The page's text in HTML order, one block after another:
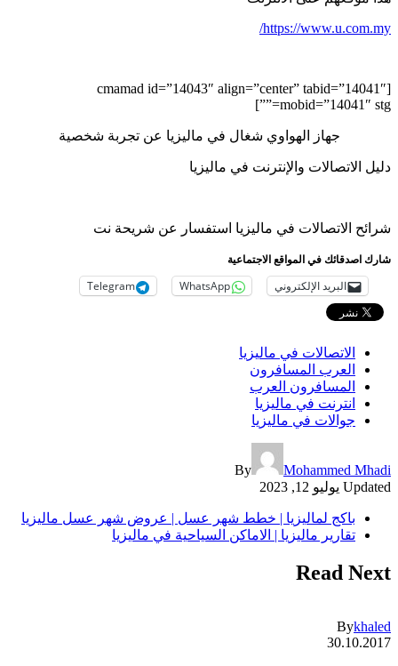
https://www.u.com.my/
[cmamad id=”14043″ align=”center” tabid=”14041″
mobid=”14041″ stg=””]
جهاز الهواوي شغال في ماليزيا عن تجربة شخصية
دليل الاتصالات والإنترنت في ماليزيا
شرائح الاتصالات في ماليزيا استفسار عن شريحة نت
شارك اصدقائك في المواقع الاجتماعية
البريد الإلكتروني WhatsApp
Telegram
الاتصالات في ماليزيا
العرب المسافرون
المسافرون العرب
انترنت في ماليزيا
جوالات في ماليزيا
By
Mohammed Mhadi
Updated يوليو 12, 2023
باكج لماليزيا | خطط شهر عسل | عروض شهر عسل ماليزيا
تقارير ماليزيا | الاماكن السياحية في ماليزيا
Read Next
Bykhaled
30.10.2017